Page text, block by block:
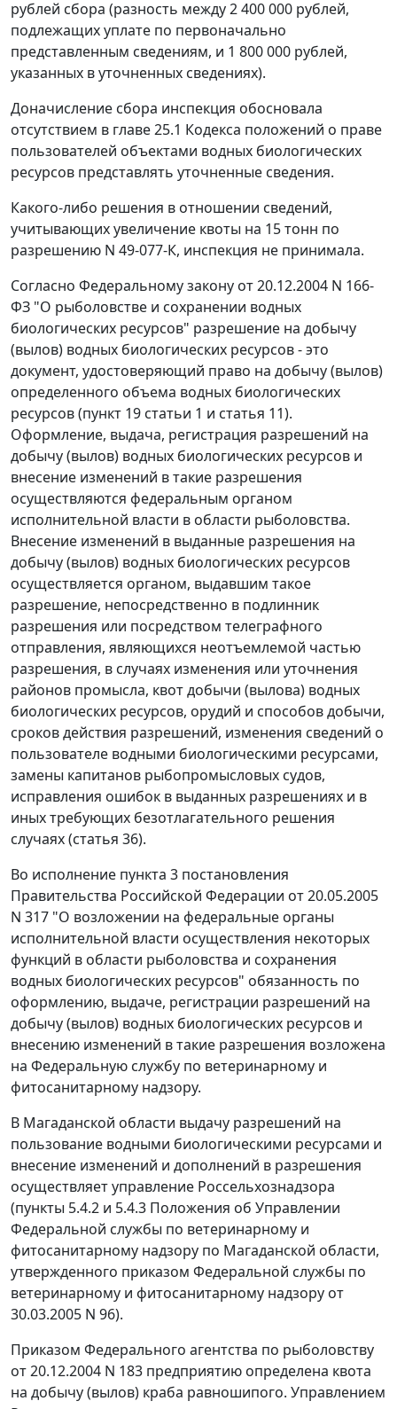
рублей сбора (разность между 2 400 000 рублей,
подлежащих уплате по первоначально
представленным сведениям, и 1 800 000 рублей,
указанных в уточненных сведениях).
Доначисление сбора инспекция обосновала
отсутствием в главе 25.1 Кодекса положений о праве
пользователей объектами водных биологических
ресурсов представлять уточненные сведения.
Какого-либо решения в отношении сведений,
учитывающих увеличение квоты на 15 тонн по
разрешению N 49-077-К, инспекция не принимала.
Согласно Федеральному закону от 20.12.2004 N 166-
ФЗ "О рыболовстве и сохранении водных
биологических ресурсов" разрешение на добычу
(вылов) водных биологических ресурсов - это
документ, удостоверяющий право на добычу (вылов)
определенного объема водных биологических
ресурсов (пункт 19 статьи 1 и статья 11).
Оформление, выдача, регистрация разрешений на
добычу (вылов) водных биологических ресурсов и
внесение изменений в такие разрешения
осуществляются федеральным органом
исполнительной власти в области рыболовства.
Внесение изменений в выданные разрешения на
добычу (вылов) водных биологических ресурсов
осуществляется органом, выдавшим такое
разрешение, непосредственно в подлинник
разрешения или посредством телеграфного
отправления, являющихся неотъемлемой частью
разрешения, в случаях изменения или уточнения
районов промысла, квот добычи (вылова) водных
биологических ресурсов, орудий и способов добычи,
сроков действия разрешений, изменения сведений о
пользователе водными биологическими ресурсами,
замены капитанов рыбопромысловых судов,
исправления ошибок в выданных разрешениях и в
иных требующих безотлагательного решения
случаях (статья 36).
Во исполнение пункта 3 постановления
Правительства Российской Федерации от 20.05.2005
N 317 "О возложении на федеральные органы
исполнительной власти осуществления некоторых
функций в области рыболовства и сохранения
водных биологических ресурсов" обязанность по
оформлению, выдаче, регистрации разрешений на
добычу (вылов) водных биологических ресурсов и
внесению изменений в такие разрешения возложена
на Федеральную службу по ветеринарному и
фитосанитарному надзору.
В Магаданской области выдачу разрешений на
пользование водными биологическими ресурсами и
внесение изменений и дополнений в разрешения
осуществляет управление Россельхознадзора
(пункты 5.4.2 и 5.4.3 Положения об Управлении
Федеральной службы по ветеринарному и
фитосанитарному надзору по Магаданской области,
утвержденного приказом Федеральной службы по
ветеринарному и фитосанитарному надзору от
30.03.2005 N 96).
Приказом Федерального агентства по рыболовству
от 20.12.2004 N 183 предприятию определена квота
на добычу (вылов) краба равношипого. Управлением